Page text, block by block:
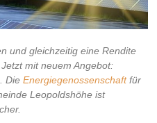
und gleichzeitig eine Rendite
mit neuem Angebot:
. DieEnergiegenossenschaftfür
Leopoldshöhe ist